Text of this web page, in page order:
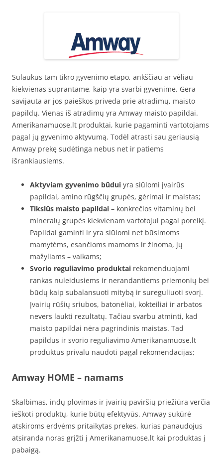
Sulaukus tam tikro gyvenimo etapo, ankščiau ar vėliau
kiekvienas suprantame, kaip yra svarbi gyvenime. Gera
savijauta ar jos paieškos priveda prie atradimų, maisto
papildų. Vienas iš atradimų yra Amway maisto papildai.
Amerikanamuose.lt produktai, kurie pagaminti vartotojams
pagal jų gyvenimo aktyvumą. Todėl atrasti sau geriausią
Amway prekę sudėtinga nebus net ir patiems
išrankiausiems.
Aktyviam gyvenimo būdui yra siūlomi įvairūs
papildai, amino rūgščių grupės, gėrimai ir maistas;
Tikslūs maisto papildai – konkrečios vitaminų bei
mineralų grupės kiekvienam vartotojui pagal poreikį.
Papildai gaminti ir yra siūlomi net būsimoms
mamytėms, esančioms mamoms ir žinoma, jų
mažyliams – vaikams;
Svorio reguliavimo produktai rekomenduojami
rankas nuleidusiems ir nerandantiems priemonių bei
būdų kaip subalansuoti mitybą ir sureguliuoti svorį.
Įvairių rūšių sriubos, batonėliai, kokteiliai ir arbatos
nevers laukti rezultatų. Tačiau svarbu atminti, kad
maisto papildai nėra pagrindinis maistas. Tad
papildus ir svorio reguliavimo Amerikanamuose.lt
produktus privalu naudoti pagal rekomendacijas;
Amway HOME – namams
Skalbimas, indų plovimas ir įvairių paviršių priežiūra verčia
ieškoti produktų, kurie būtų efektyvūs. Amway sukūrė
atskiroms erdvėms pritaikytas prekes, kurias panaudojus
atsiranda noras grįžti į Amerikanamuose.lt kai produktas į
pabaigą.